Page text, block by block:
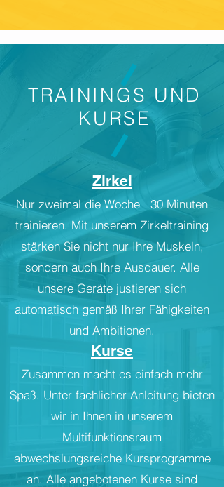
TRAININGS UND
KURSE
Zirkel
Nur zweimal die Woche 30 Minuten
trainieren. Mit unserem Zirkeltraining
stärken Sie nicht nur Ihre Muskeln,
sondern auch Ihre Ausdauer. Alle
unsere Geräte justieren sich
automatisch gemäß Ihrer Fähigkeiten
und Ambitionen.
Kurse
Zusammen macht es einfach mehr
Spaß. Unter fachlicher Anleitung bieten
wir in Ihnen in unserem
Multifunktionsraum
abwechslungsreiche Kursprogramme
an. Alle angebotenen Kurse sind